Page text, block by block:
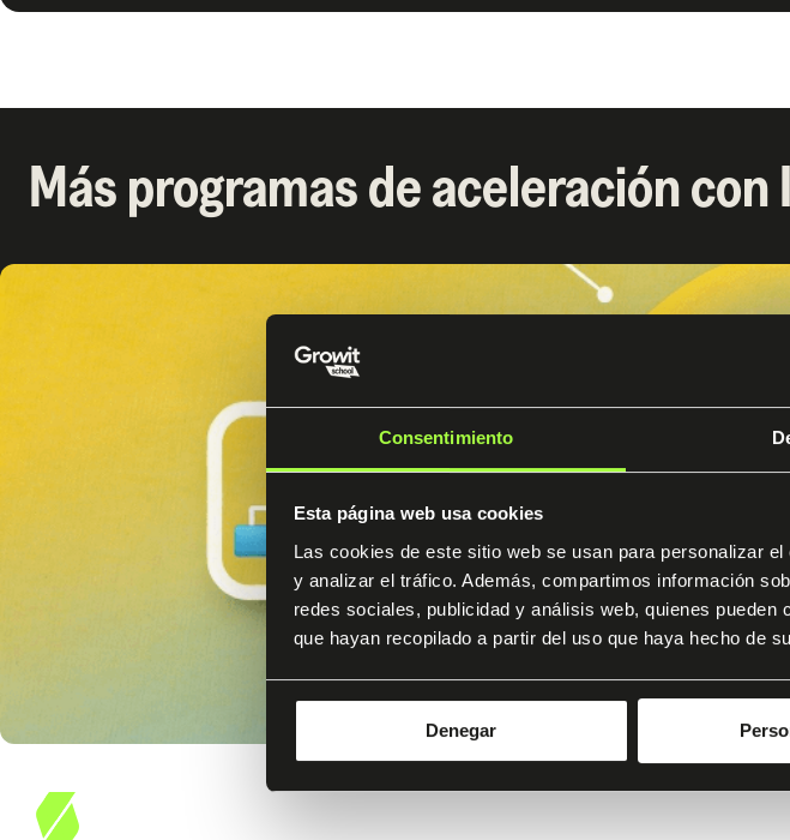
Consentimiento
Esta página web usa cookies
Las cookies de este sitio web se usan para personalizar
y analizar el tráfico. Además, compartimos información
redes sociales, publicidad y análisis web, quienes
que hayan recopilado a partir del uso que haya hecho de
Denegar
Más programas de aceleración con